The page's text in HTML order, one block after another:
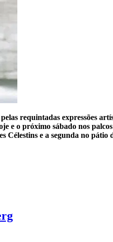
requintadas expressões
e o próximo sábado nos
Célestins e a segunda no